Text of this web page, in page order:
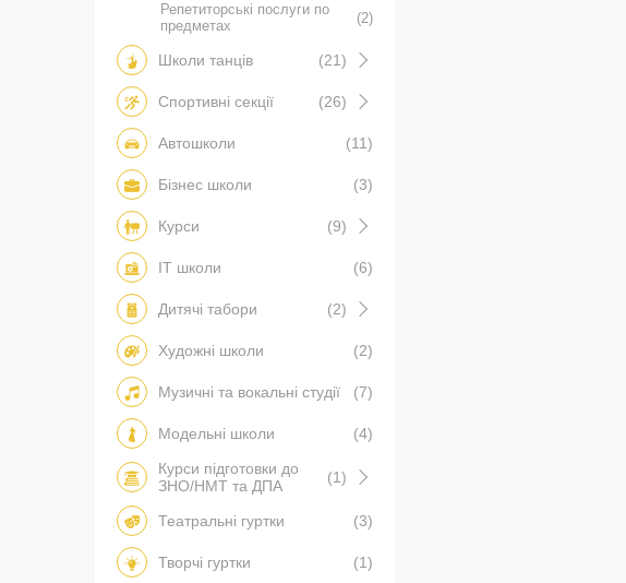
Репетиторські послуги по
предметах
(2)
Школи танців (21)
Спортивні секції (26)
Автошколи (11)
Бізнес школи (3)
Курси (9)
IT школи (6)
Дитячі табори (2)
Художні школи (2)
Музичні та вокальні студії (7)
Модельні школи
(4)
Курси підготовки до
ЗНО/НМТ та ДПА
(1)
Театральні гуртки (3)
Творчі гуртки
(1)